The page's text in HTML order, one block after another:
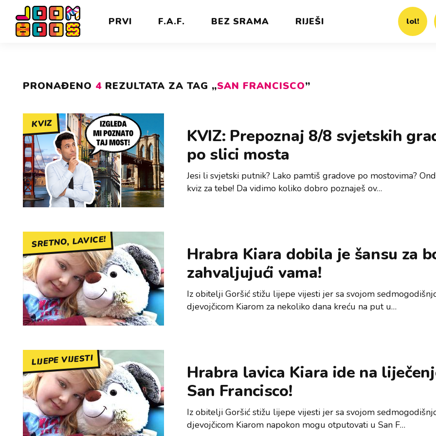
PRVI F.A.F. BEZ SRAMA RIJEŠI lol!
PRONAĐENO 4 REZULTATA ZA TAG „SAN FRANCISCO”
KVIZ
KVIZ: Prepoznaj 8/8 svjetskih
po slici mosta
Jesi li svjetski putnik? Lako pamtiš gradove po mostovima?
kviz za tebe! Da vidimo koliko dobro poznaješ ov…
SRETNO, LAVICE!
Hrabra Kiara dobila je šansu za
zahvaljujući vama!
Iz obitelji Goršić stižu lijepe vijesti jer sa svojom
djevojčicom Kiarom za nekoliko dana kreću na put u…
LIJEPE VIJESTI
Hrabra lavica Kiara ide na
San Francisco!
Iz obitelji Goršić stižu lijepe vijesti jer sa svojom
djevojčicom Kiarom napokon mogu otputovati u San F…